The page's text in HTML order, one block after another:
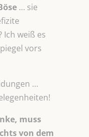
… sie
Ich weiß es
vors
…
muss
von dem